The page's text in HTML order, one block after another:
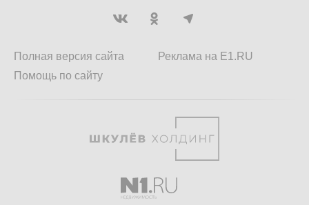
Полная версия сайта
Помощь по сайту
Реклама на E1.RU